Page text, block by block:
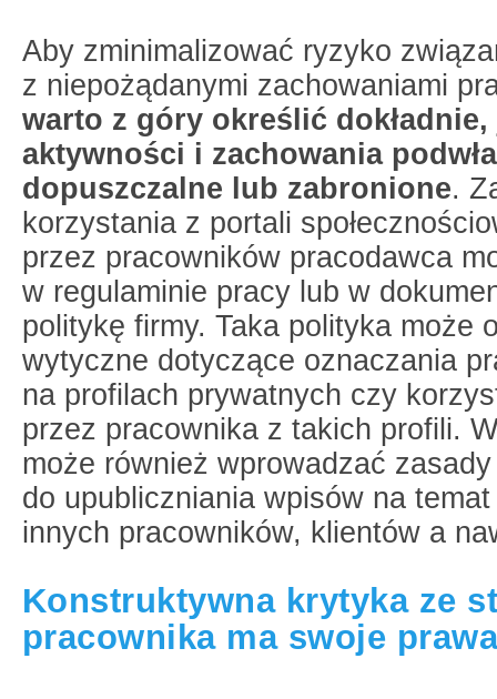
Aby zminimalizować ryzyko
z niepożądanymi zachowaniami
warto z góry określić dokładnie,
aktywności i zachowania
dopuszczalne lub zabronione.
korzystania z portali
przez pracowników pracodawca
w regulaminie pracy lub w
politykę firmy. Taka polityka może
wytyczne dotyczące oznaczania
na profilach prywatnych czy
przez pracownika z takich profili.
może również wprowadzać
do upubliczniania wpisów na
innych pracowników, klientów a
Konstruktywna krytyka ze
pracownika ma swoje